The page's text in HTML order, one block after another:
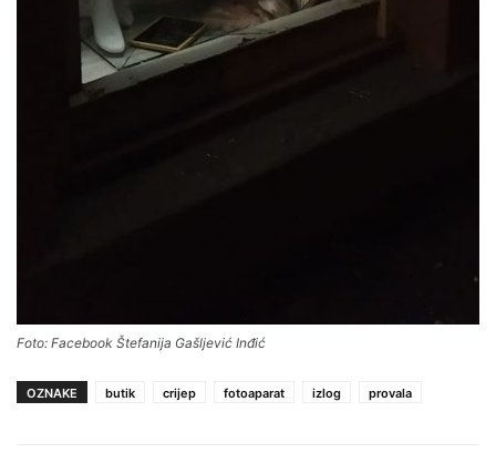
Foto: Facebook Štefanija Gašljević Inđić
OZNAKE butik crijep fotoaparat izlog provala